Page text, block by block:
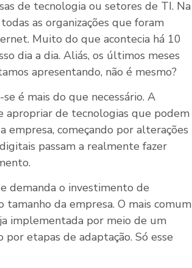
de tecnologia ou setores de TI. Na
as organizações que foram
Muito do que acontecia há 10
dia a dia. Aliás, os últimos meses
apresentando, não é mesmo?
é mais do que necessário. A
apropriar de tecnologias que podem
empresa, começando por alterações
passam a realmente fazer
demanda o investimento de
da empresa. O mais comum
implementada por meio de um
por etapas de adaptação. Só esse